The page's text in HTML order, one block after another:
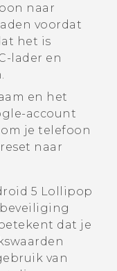
naar
voordat
het is
lader en
en het
-account
je telefoon
naar
5 Lollipop
dat je
van